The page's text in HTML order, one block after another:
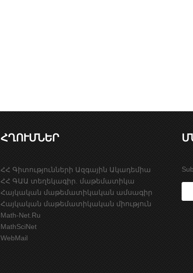
ՀՂՈՒՄՆԵՐ
ՀՀ Գիտությունների Ազգային Ակադեմիա
ՀՀ ԳԱԱ տեղեկագիր. մաթեմատիկա
Հայկական մաթեմատիկական ամսագիր
Հայկական մաթեմատիկական միություն
Math-Net.Ru
MathSciNet
WebMail